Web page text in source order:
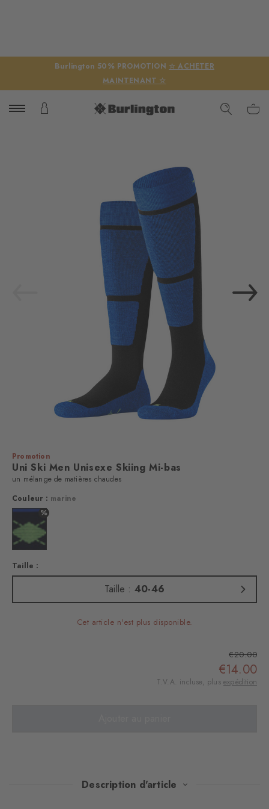
Burlington 50% PROMOTION ☆ ACHETER
MAINTENANT ☆
Promotion
Uni Ski Men Unisexe Skiing Mi-bas
un mélange de matières chaudes
Couleur : marine
%
Couleur : marine
Taille :
Taille : 40-46
Cet article n'est plus disponible.
€20.00
€14.00
T.V.A. incluse, plus expédition
Description d'article